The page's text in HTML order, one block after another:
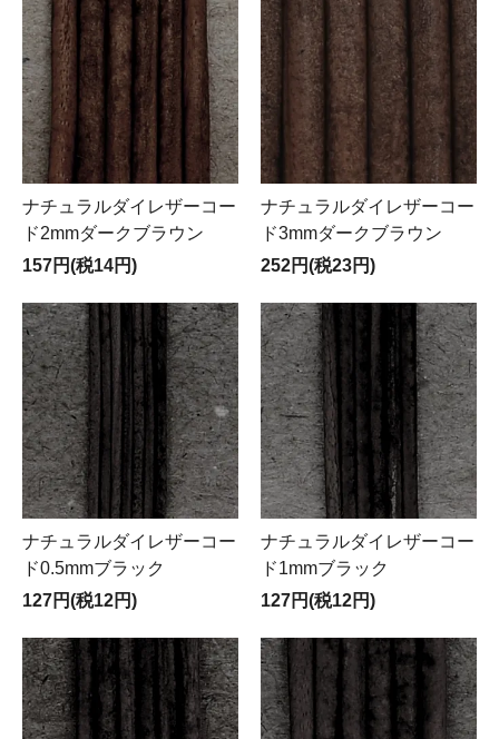
ナチュラルダイレザーコー
ド2mmダークブラウン
157円(税14円)
ナチュラルダイレザーコー
ド3mmダークブラウン
252円(税23円)
ナチュラルダイレザーコー
ド0.5mmブラック
127円(税12円)
ナチュラルダイレザーコー
ド1mmブラック
127円(税12円)